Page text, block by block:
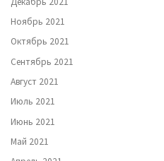
Ноябрь 2021
Октябрь 2021
Сентябрь 2021
Август 2021
Июль 2021
Июнь 2021
Май 2021